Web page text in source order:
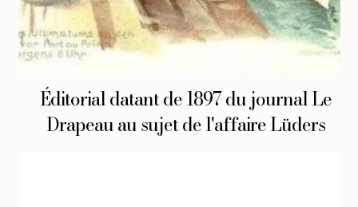
Éditorial datant de 1897 du journal Le
Drapeau au sujet de l'affaire Lüders